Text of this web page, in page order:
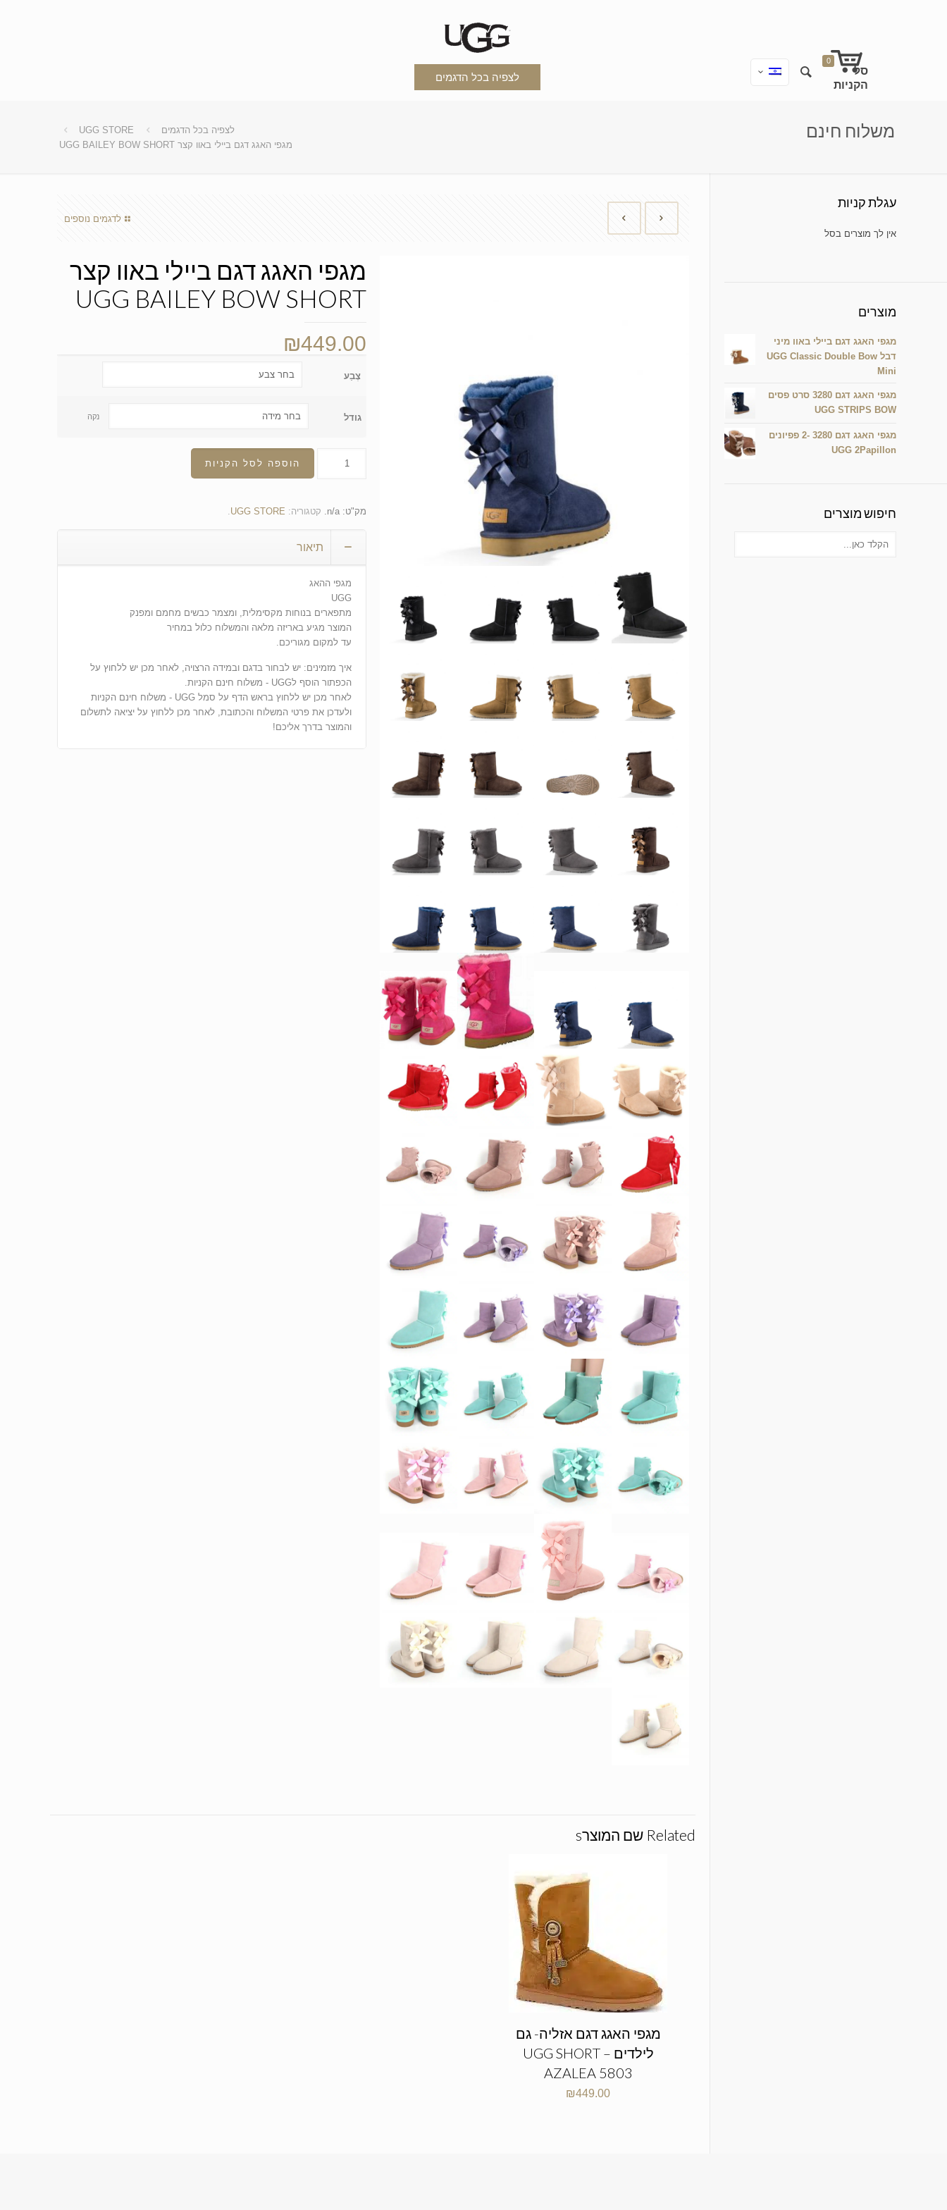
לצפיה בכל הדגמים
0
משלוח חינם לצפיה בכל הדגמים
UGG STORE
מגפי האגג דגם ביילי באוו קצר UGG BAILEY BOW SHORT
לדגמים נוספים
מגפי האגג דגם ביילי באוו קצר
UGG BAILEY BOW SHORT
₪449.00
צֶבַע
גודל נקה
הוספה לסל הקניות
מק"ט: n/a
. קטגוריה: UGG STORE
.
תיאור
מגפי ההאג
UGG
מתפארים בנוחות מקסימלית, ומצמר כבשים מחמם ומפנק
המוצר מגיע באריזה מלאה והמשלוח כלול במחיר
עד למקום מגוריכם.
איך מזמינים: יש לבחור בדגם ובמידה הרצויה, לאחר מכן יש ללחוץ על
הכפתור הוסף לUGG - משלוח חינם הקניות.
לאחר מכן יש ללחוץ בראש הדף על סמל UGG - משלוח חינם הקניות
ולעדכן את פרטי המשלוח והכתובת, לאחר מכן ללחוץ על יציאה לתשלום
והמוצר בדרך אליכם!
Related שם המוצרs
מגפי האגג דגם אזליה- גם
לילדים – UGG SHORT
AZALEA 5803
₪449.00
עגלת קניות
מוצרים
מגפי האגג דגם ביילי באוו מיני
דבל UGG Classic Double Bow
Mini
מגפי האגג דגם 3280 סרט פסים
UGG STRIPS BOW
מגפי האגג דגם 3280 -2 פפיונים
UGG 2Papillon
חיפוש מוצרים